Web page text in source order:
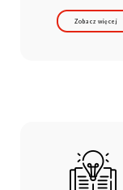
Zobacz więcej